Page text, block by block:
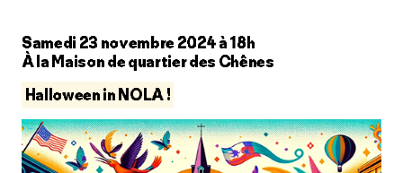
Samedi 23 novembre 2024 à 18h
À la Maison de quartier des Chênes
Halloween in NOLA !